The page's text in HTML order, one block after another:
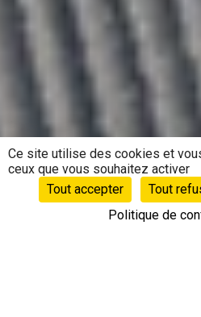
Ce site utilise des cookies et
ceux que vous souhaitez activer
Tout accepter
Tout
Politique de